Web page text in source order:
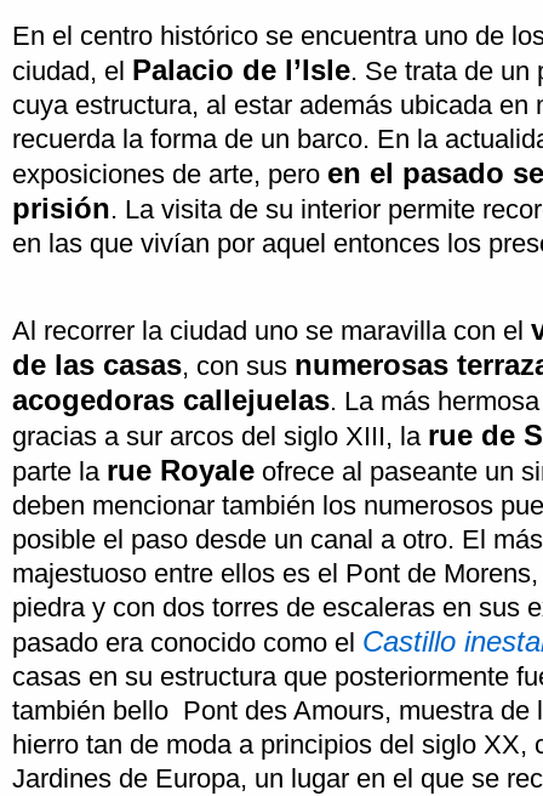
En el centro histórico se encuentra uno de
ciudad, el Palacio de l’Isle. Se trata de un
cuya estructura, al estar además ubicada en
recuerda la forma de un barco. En la
exposiciones de arte, pero en el pasado
prisión. La visita de su interior permite
en las que vivían por aquel entonces los
Al recorrer la ciudad uno se maravilla con el
de las casas, con sus numerosas
acogedoras callejuelas. La más
gracias a sur arcos del siglo XIII, la rue de
parte la rue Royale ofrece al paseante un
deben mencionar también los numerosos
posible el paso desde un canal a otro. El
majestuoso entre ellos es el Pont de
piedra y con dos torres de escaleras en sus
pasado era conocido como el Castillo
casas en su estructura que posteriormente
también bello Pont des Amours, muestra de
hierro tan de moda a principios del siglo XX,
Jardines de Europa, un lugar en el que se